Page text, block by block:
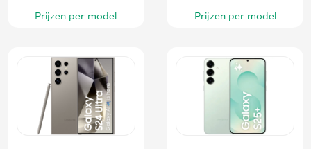
Prijzen per model Prijzen per model